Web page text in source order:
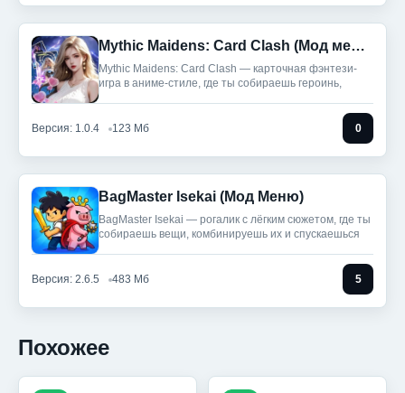
Mythic Maidens: Card Clash (Мод меню)
Mythic Maidens: Card Clash — карточная фэнтези-
игра в аниме-стиле, где ты собираешь героинь,
Версия: 1.0.4 123 Мб 0
BagMaster Isekai (Мод Меню)
BagMaster Isekai — рогалик с лёгким сюжетом, где ты
собираешь вещи, комбинируешь их и спускаешься
Версия: 2.6.5 483 Мб 5
Похожее